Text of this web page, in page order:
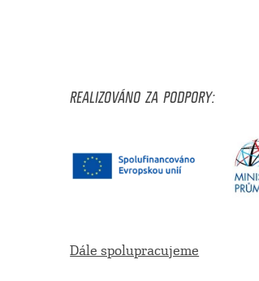
REALIZOVÁNO ZA PODPORY:
Dále spolupracujeme